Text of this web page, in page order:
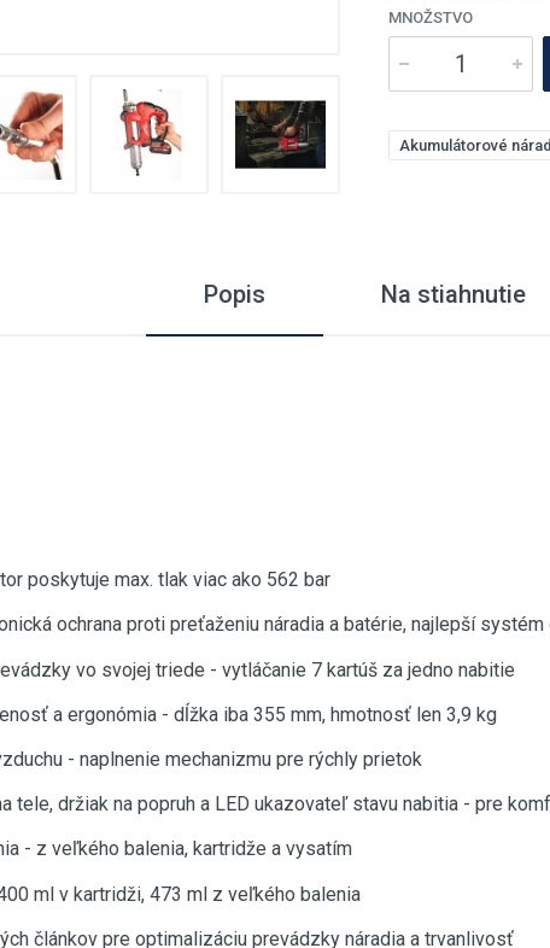
MNOŽSTVO
Akumulátorové
Popis Na stiahnutie
poskytuje max. tlak viac ako 562 bar
ochrana proti preťaženiu náradia a batérie, najlepší
vo svojej triede - vytláčanie 7 kartúš za jedno nabitie
a ergonómia - dĺžka iba 355 mm, hmotnosť len 3,9 kg
- naplnenie mechanizmu pre rýchly prietok
tele, držiak na popruh a LED ukazovateľ stavu nabitia - pre
- z veľkého balenia, kartridže a vysatím
ml v kartridži, 473 ml z veľkého balenia
článkov pre optimalizáciu prevádzky náradia a trvanlivosť